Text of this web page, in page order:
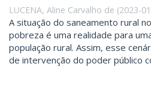
LUCENA, Aline Carvalho de (2023-
A situação do saneamento rural
pobreza é uma realidade para
população rural. Assim, esse
de intervenção do poder público